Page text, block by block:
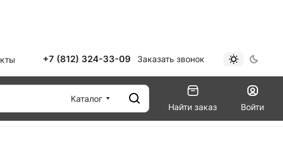
+7 (812) 324-33-09 Заказать звонок
Каталог
Найти заказ
Войти